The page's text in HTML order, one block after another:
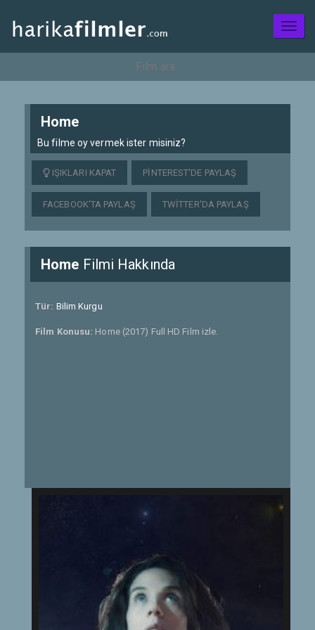
Home
Bu filme oy vermek ister misiniz?
IŞIKLARI KAPAT PINTEREST'DE PAYLAŞ
FACEBOOK'TA PAYLAŞ TWITTER'DA PAYLAŞ
Home Filmi Hakkında
Tür: Bilim Kurgu
Film Konusu: Home (2017) Full HD Film izle.